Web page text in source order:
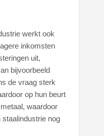
werkt ook
inkomsten
uit,
bijvoorbeeld
de vraag sterk
op hun beurt
waardoor
nog